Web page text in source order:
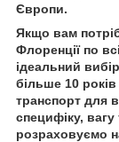
Європи.
Якщо вам
Флоренції по
ідеальний
більше 10 років
транспорт для
специфіку,
розраховуємо